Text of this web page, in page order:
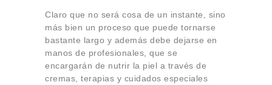
Claro que no será cosa de un instante, sino
más bien un proceso que puede tornarse
bastante largo y además debe dejarse en
manos de profesionales, que se
encargarán de nutrir la piel a través de
cremas, terapias y cuidados especiales